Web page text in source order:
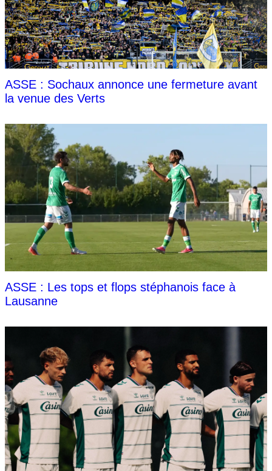
ASSE : Sochaux annonce une fermeture avant
la venue des Verts
ASSE : Les tops et flops stéphanois face à
Lausanne